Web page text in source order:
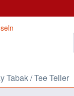
Tabak / Tee Teller